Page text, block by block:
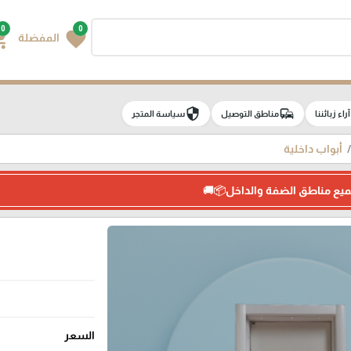
0
favorite المفضلة
0
آراء زبائننا commuteمناطق التوصيل securityسياسة المتجر
أبواب داخلية
مناطق الضفة والداخل📦🚚
السعر